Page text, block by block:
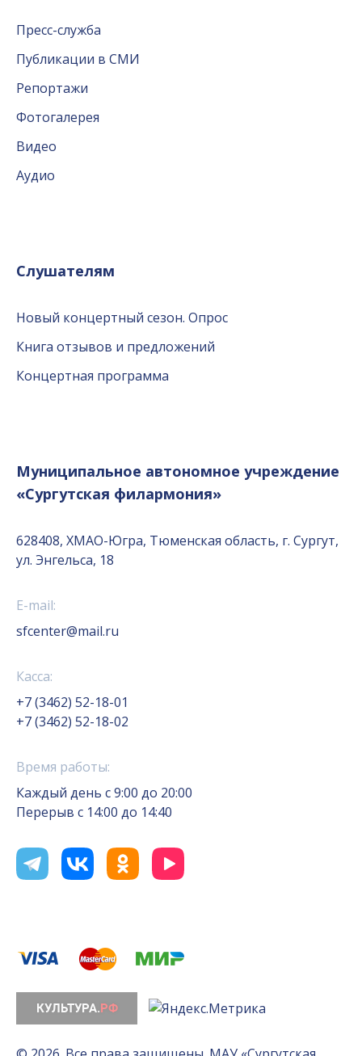
Пресс-служба
Публикации в СМИ
Репортажи
Фотогалерея
Видео
Аудио
Слушателям
Новый концертный сезон. Опрос
Книга отзывов и предложений
Концертная программа
Муниципальное автономное учреждение
«Сургутская филармония»
628408, ХМАО-Югра, Тюменская область, г. Сургут,
ул. Энгельса, 18
E-mail:
sfcenter@mail.ru
Касса:
+7 (3462) 52-18-01
+7 (3462) 52-18-02
Время работы:
Каждый день с 9:00 до 20:00
Перерыв с 14:00 до 14:40